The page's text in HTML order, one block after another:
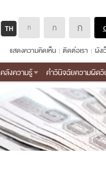
TH
แสดงความคิดเห็น ติดต่อเรา ผัง
คลังความรู้ คำวินิจฉัยความผิดวิ